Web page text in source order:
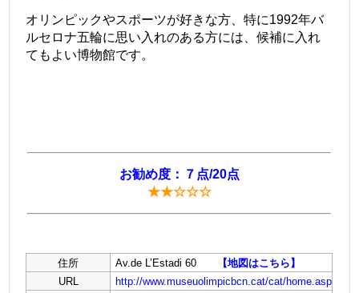
オリンピックやスポーツが好きな方、特に1992年バ
ルセロナ五輪に思い入れのある方には、候補に入れ
てもよい博物館です。
お勧め度：７点/20点
★★☆☆☆
住所 Av.de L’Estadi 60
【地図はこちら】
URL
http://www.museuolimpicbcn.cat/cat/home.asp